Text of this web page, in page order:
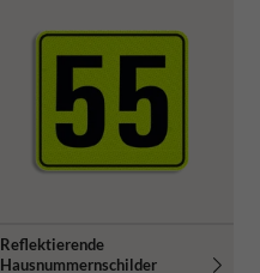
Reflektierende
Hausnummernschilder